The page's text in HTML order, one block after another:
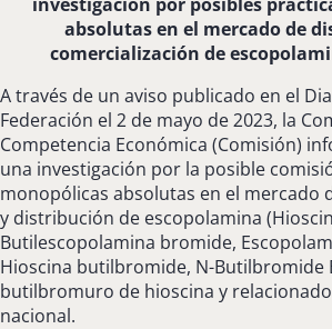
absolutas en el mercado de
comercialización de
A través de un aviso publicado en el
Federación el 2 de mayo de 2023, la
Competencia Económica (Comisión)
una investigación por la posible
monopólicas absolutas en el mercado
y distribución de escopolamina
Butilescopolamina bromide,
Hioscina butilbromide, N-Butilbromide
butilbromuro de hioscina y
nacional.